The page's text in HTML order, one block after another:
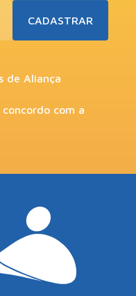
de Aliança
com a